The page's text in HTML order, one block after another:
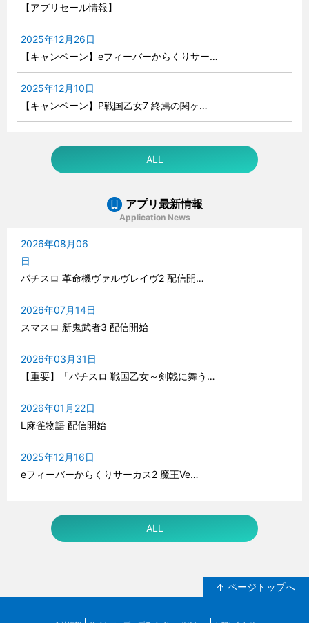
【アプリセール情報】
2025年12月26日
【キャンペーン】eフィーバーからくりサー…
2025年12月10日
【キャンペーン】P戦国乙女7 終焉の関ヶ…
ALL
アプリ最新情報
Application News
2026年08月06
日
パチスロ 革命機ヴァルヴレイヴ2 配信開…
2026年07月14日
スマスロ 新鬼武者3 配信開始
2026年03月31日
【重要】「パチスロ 戦国乙女～剣戟に舞う…
2026年01月22日
L麻雀物語 配信開始
2025年12月16日
eフィーバーからくりサーカス2 魔王Ve…
ALL
ページトップへ